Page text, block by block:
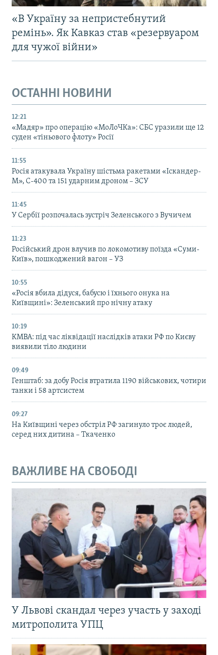
«В Україну за непристебнутий
ремінь». Як Кавказ став «резервуаром
для чужої війни»
ОСТАННІ НОВИНИ
12:21
«Мадяр» про операцію «МоЛоЧКа»: СБС уразили ще 12
суден «тіньового флоту» Росії
11:55
Росія атакувала Україну шістьма ракетами «Іскандер-
М», С-400 та 151 ударним дроном – ЗСУ
11:45
У Сербії розпочалась зустріч Зеленського з Вучичем
11:23
Російський дрон влучив по локомотиву поїзда «Суми-
Київ», пошкоджений вагон – УЗ
10:55
«Росія вбила дідуся, бабусю і їхнього онука на
Київщині»: Зеленський про нічну атаку
10:19
КМВА: під час ліквідації наслідків атаки РФ по Києву
виявили тіло людини
09:49
Генштаб: за добу Росія втратила 1190 військових, чотири
танки і 58 артсистем
09:27
На Київщині через обстріл РФ загинуло троє людей,
серед них дитина – Ткаченко
ВАЖЛИВЕ НА СВОБОДІ
У Львові скандал через участь у заході
митрополита УПЦ